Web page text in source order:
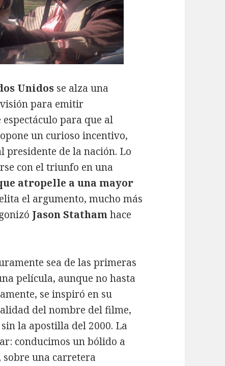
Unidos se alza una
para emitir
para que al
un curioso incentivo,
presidente de la nación. Lo
con el triunfo en una
atropelle a una mayor
el argumento, mucho más
Jason Stathamhace
sea de las primeras
película, aunque no hasta
se inspiró en su
del nombre del filme,
sin la apostilla del 2000. La
conducimos un bólido a
una carretera